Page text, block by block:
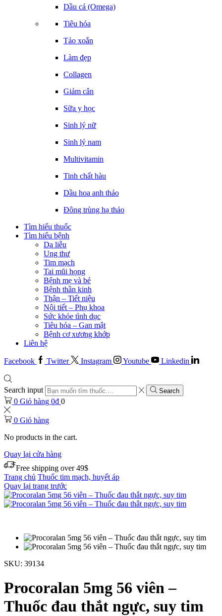
Dầu cá (Omega)
Tiêu hóa
Tảo xoắn
Làm đẹp
Collagen
Giảm cân
Sữa y học
Sinh lý nữ
Sinh lý nam
Multivitamin
Tinh chất hàu
Dầu hoa anh thảo
Đông trùng hạ thảo
Tìm hiểu thuốc
Tìm hiểu bệnh
Da liễu
Ung thư
Tim mạch
Tai mũi họng
Bệnh mẹ và bé
Bệnh thần kinh
Thận – Tiết niệu
Nội tiết – Phụ khoa
Sức khỏe tình dục
Tiêu hóa – Gan mật
Bệnh cơ xương khớp
Liên hệ
Facebook Twitter Instagram Youtube Linkedin
Search input Search
0 Giỏ hàng 0₫ 0
0 Giỏ hàng
No products in the cart.
Quay lại cửa hàng
Free shipping over 49$
Trang chủ Thuốc tim mạch, huyết áp
Quay lại trang trước
SKU: 39134
Procoralan 5mg 56 viên –
Thuốc đau thắt ngực, suy tim